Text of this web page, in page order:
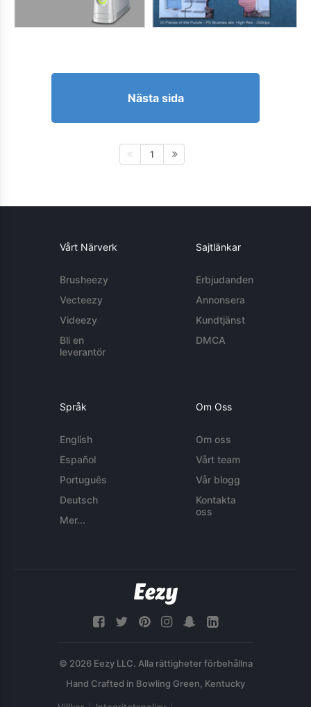
Nästa sida
1
Vårt Närverk
Brusheezy
Vecteezy
Videezy
Bli en
leverantör
Sajtlänkar
Erbjudanden
Annonsera
Kundtjänst
DMCA
Språk
English
Español
Português
Deutsch
Mer...
Om Oss
Om oss
Vårt team
Vår blogg
Kontakta
oss
© 2026 Eezy LLC. Alla rättigheter förbehållna